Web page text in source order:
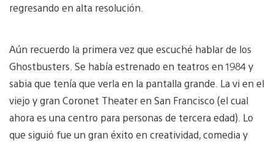
regresando en alta resolución.
Aún recuerdo la primera vez que escuché hablar de los
Ghostbusters. Se había estrenado en teatros en 1984 y
sabia que tenía que verla en la pantalla grande. La vi en el
viejo y gran Coronet Theater en San Francisco (el cual
ahora es una centro para personas de tercera edad). Lo
que siguió fue un gran éxito en creatividad, comedia y